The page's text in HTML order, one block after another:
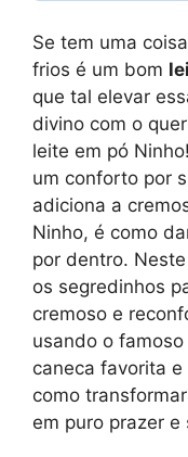
Se tem uma
frios é um bom
que tal elevar
divino com o
leite em pó
um conforto por
adiciona a
Ninho, é como
por dentro.
os segredinhos
cremoso e
usando o
caneca favorita
como
em puro prazer e